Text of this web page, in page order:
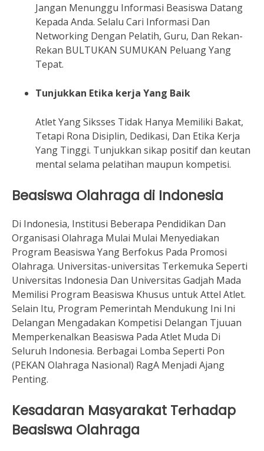
Jangan Menunggu Informasi Beasiswa Datang
Kepada Anda. Selalu Cari Informasi Dan
Networking Dengan Pelatih, Guru, Dan Rekan-
Rekan BULTUKAN SUMUKAN Peluang Yang
Tepat.
Tunjukkan Etika kerja Yang Baik
Atlet Yang Siksses Tidak Hanya Memiliki Bakat,
Tetapi Rona Disiplin, Dedikasi, Dan Etika Kerja
Yang Tinggi. Tunjukkan sikap positif dan keutan
mental selama pelatihan maupun kompetisi.
Beasiswa Olahraga di Indonesia
Di Indonesia, Institusi Beberapa Pendidikan Dan
Organisasi Olahraga Mulai Mulai Menyediakan
Program Beasiswa Yang Berfokus Pada Promosi
Olahraga. Universitas-universitas Terkemuka Seperti
Universitas Indonesia Dan Universitas Gadjah Mada
Memilisi Program Beasiswa Khusus untuk Attel Atlet.
Selain Itu, Program Pemerintah Mendukung Ini Ini
Delangan Mengadakan Kompetisi Delangan Tjuuan
Memperkenalkan Beasiswa Pada Atlet Muda Di
Seluruh Indonesia. Berbagai Lomba Seperti Pon
(PEKAN Olahraga Nasional) RagA Menjadi Ajang
Penting.
Kesadaran Masyarakat Terhadap
Beasiswa Olahraga